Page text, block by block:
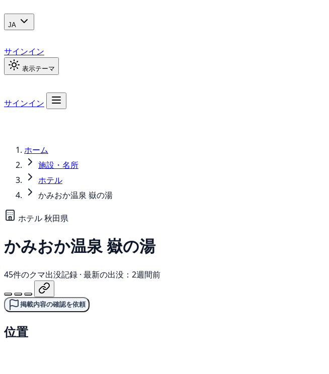
JA
サインイン
表示テーマ
サインイン
ホーム
施設・名所
ホテル
かみおか温泉 嶽の湯
ホテル秋田県
かみおか温泉 嶽の湯
45件のクマ出没記録 · 最新の出没：2週間前
掲載内容の確認を依頼
位置